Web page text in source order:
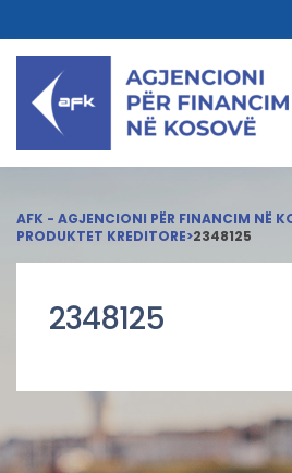
AFK - AGJENCIONI PËR FINANCIM NË
PRODUKTET KREDITORE>2348125
2348125